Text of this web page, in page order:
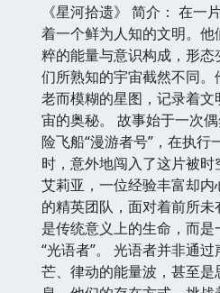
《星河拾遗》 简介： 在一
着一个鲜为人知的文明。
粹的能量与意识构成，形
们所熟知的宇宙截然不同
老而模糊的星图，记录着
宙的奥秘。 故事始于一次
险飞船“漫游者号”，在执
时，意外地闯入了这片被
艾莉亚，一位经验丰富却
的精英团队，面对着前所
是传统意义上的生命，而
“光语者”。 光语者并非通
芒、律动的能量波，甚至